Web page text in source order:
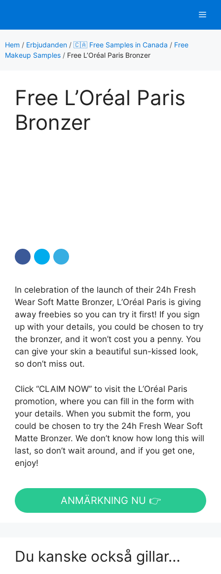
innehåll
Hem / Erbjudanden / 🇨🇦 Free Samples in Canada / Free
Makeup Samples / Free L’Oréal Paris Bronzer
Free L’Oréal Paris
Bronzer
In celebration of the launch of their 24h Fresh
Wear Soft Matte Bronzer, L’Oréal Paris is giving
away freebies so you can try it first! If you sign
up with your details, you could be chosen to try
the bronzer, and it won’t cost you a penny. You
can give your skin a beautiful sun-kissed look,
so don’t miss out.
Click “CLAIM NOW” to visit the L’Oréal Paris
promotion, where you can fill in the form with
your details. When you submit the form, you
could be chosen to try the 24h Fresh Wear Soft
Matte Bronzer. We don’t know how long this will
last, so don’t wait around, and if you get one,
enjoy!
ANMÄRKNING NU 👉
Du kanske också gillar…